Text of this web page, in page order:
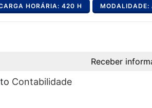
HORÁRIA: 420 H MODALIDADE:
Receber
Contabilidade